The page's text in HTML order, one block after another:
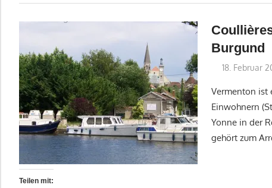
Burgund
18. Februar
Vermenton ist
Einwohnern
Yonne in der
gehört zum
Teilen mit: